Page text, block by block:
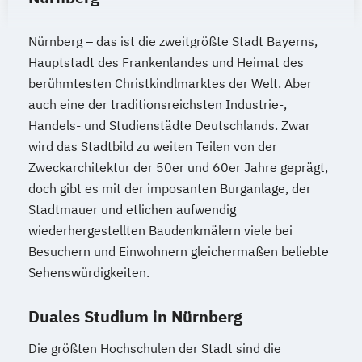
BWL | Finanzdienstleistungen
BWL | Fitness- & Bewegungsmanagement
BWL | Gastronomiemanagement
BWL | Gesundheitsmanagement
BWL | Hotelmanagement
BWL | Immobilienmanagement
BWL | Innovationsmanagement
BWL | Lieferkettenmanagement & Logistik
BWL | Marketing & Digitale Medien
BWL | Personalmanagement
BWL | Qualitäts- &
BWL | Sales Management
BWL | Tourismusmanagement
Nürnberg – das ist die zweitgrößte Stadt Bayerns,
Hauptstadt des Frankenlandes und Heimat des
berühmtesten Christkindlmarktes der Welt. Aber
auch eine der traditionsreichsten Industrie-,
Handels- und Studienstädte Deutschlands. Zwar
wird das Stadtbild zu weiten Teilen von der
Zweckarchitektur der 50er und 60er Jahre geprägt,
doch gibt es mit der imposanten Burganlage, der
Stadtmauer und etlichen aufwendig
wiederhergestellten Baudenkmälern viele bei
Besuchern und Einwohnern gleichermaßen beliebte
Sehenswürdigkeiten.
Duales Studium in Nürnberg
Die größten Hochschulen der Stadt sind die